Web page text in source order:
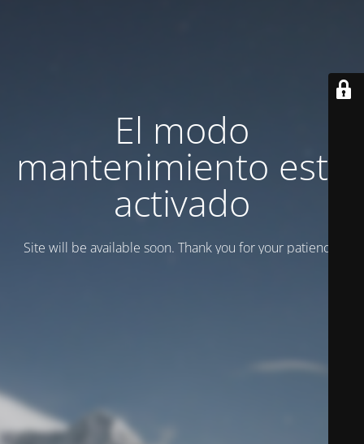
El modo
mantenimiento está
activado
Site will be available soon. Thank you for your patience!